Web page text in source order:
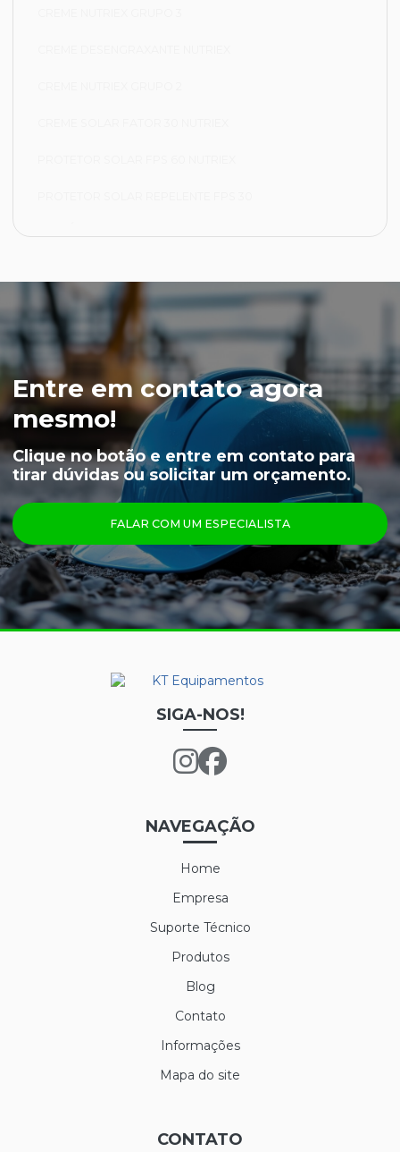
JAPONA FRIGORÍFICA
LUVA NYLON PARA CAMARA FRIA
LUVA VAQUETA TÉRMICA
MEIÃO EM LÃ PARA CAMARA FRIA
CAPUZ PARA CAMARA FRIA
LUVAS
ÓCULOS
PRINCIPAIS PRODUTOS
CALÇA FRIGORÍFICA
CREME NUTRIEX GRUPO 3
GRAFATEX ARAMIDA 1511
LUVA NYLON PARA CAMARA FRIA
LUVA POLIFLEX BRANCA
MEIÃO EM LÃ PARA CAMARA FRIA
PROTETOR AUDITIVO AGENA SPR
Entre em contato agora
mesmo!
Clique no botão e entre em contato para
tirar dúvidas ou solicitar um orçamento.
FALAR COM UM ESPECIALISTA
SIGA-NOS!
NAVEGAÇÃO
Home
Empresa
Suporte Técnico
Produtos
Blog
Contato
Informações
Mapa do site
CONTATO